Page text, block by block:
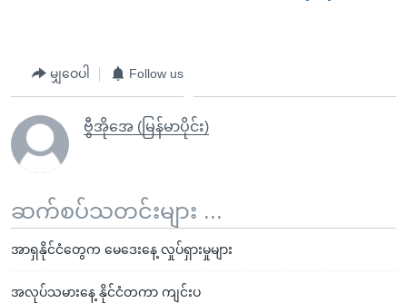
မျှဝေပါ Follow us
ဗွီအိုအေ (မြန်မာပိုင်း)
ဆက်စပ်သတင်းများ ...
အာရှနိုင်ငံတွေက မေဒေးနေ့ လှုပ်ရှားမှုများ
အလုပ်သမားနေ့ နိုင်ငံတကာ ကျင်းပ